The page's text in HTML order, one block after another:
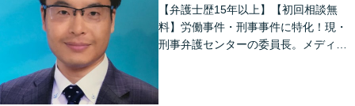
【弁護士歴15年以上】【初回相談無
料】労働事件・刑事事件に特化！現・
刑事弁護センターの委員長。メディア